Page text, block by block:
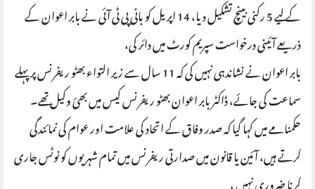
کے لیے 5 رکنی بینچ تشکیل دیا، 14 اپریل کو بانی پی ٹی آئی نے بابر اعوان کے
ذریعے آئینی درخواست سپریم کورٹ میں دائر کی،
بابر اعوان نے نشاندہی نہیں کی کہ 11 سال سے زیر التواء بھٹو ریفرنس پر پہلے
سماعت کی جائے، ڈاکٹر بابر اعوان بھٹو ریفرنس کیس میں بھئ وکیل تھے۔
حکمنامے میں کہا گیا کہ صدر وفاق کے اتحاد کی علامت اور عوام کی نمائندگی
کرتے ہیں، آئین یا قانون میں صدارتی ریفرنس میں تمام شہریوں کو نوٹس جاری